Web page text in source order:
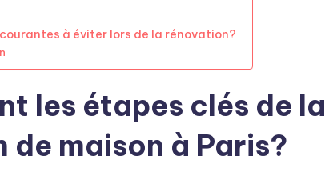
à éviter lors de la rénovation?
les étapes clés de la
de maison à Paris?